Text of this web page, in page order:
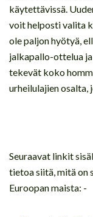
käytettävissä.
voit helposti valita
ole paljon hyötyä,
jalkapallo-ottelua
tekevät koko
urheilulajien osalta,
Seuraavat linkit
tietoa siitä, mitä on
Euroopan maista: -